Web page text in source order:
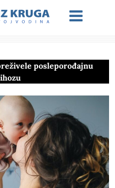
posleporođajnu